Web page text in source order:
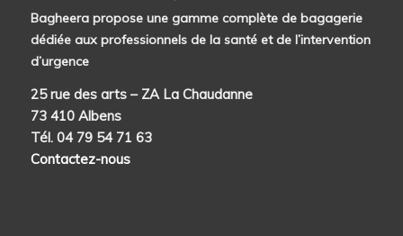
Bagheera propose une gamme complète de bagagerie
dédiée aux professionnels de la santé et de l’intervention
d’urgence
25 rue des arts – ZA La Chaudanne
73 410 Albens
Tél. 04 79 54 71 63
Contactez-nous